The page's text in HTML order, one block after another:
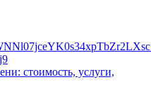
стоимость, услуги,